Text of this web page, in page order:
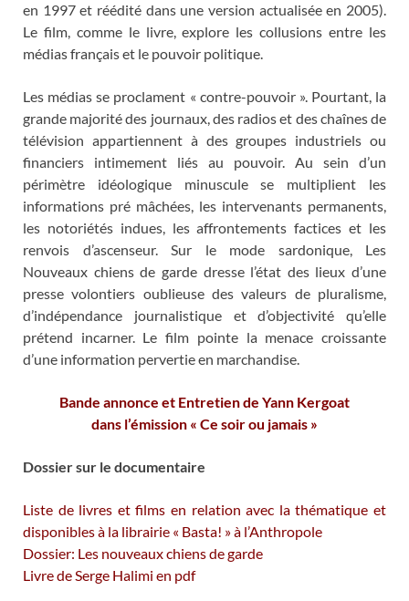
en 1997 et réédité dans une version actualisée en 2005).
Le film, comme le livre, explore les collusions entre les
médias français et le pouvoir politique.
Les médias se proclament « contre-pouvoir ». Pourtant, la
grande majorité des journaux, des radios et des chaînes de
télévision appartiennent à des groupes industriels ou
financiers intimement liés au pouvoir. Au sein d’un
périmètre idéologique minuscule se multiplient les
informations pré mâchées, les intervenants permanents,
les notoriétés indues, les affrontements factices et les
renvois d’ascenseur. Sur le mode sardonique, Les
Nouveaux chiens de garde dresse l’état des lieux d’une
presse volontiers oublieuse des valeurs de pluralisme,
d’indépendance journalistique et d’objectivité qu’elle
prétend incarner. Le film pointe la menace croissante
d’une information pervertie en marchandise.
Bande annonce et Entretien de Yann Kergoat
dans l’émission « Ce soir ou jamais »
Dossier sur le documentaire
Liste de livres et films en relation avec la thématique et
disponibles à la librairie « Basta! » à l’Anthropole
Dossier: Les nouveaux chiens de garde
Livre de Serge Halimi en pdf